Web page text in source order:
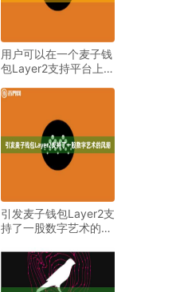
用户可以在一个麦子钱
包Layer2支持平台上方
引发麦子钱包Layer2支
持了一股数字艺术的风